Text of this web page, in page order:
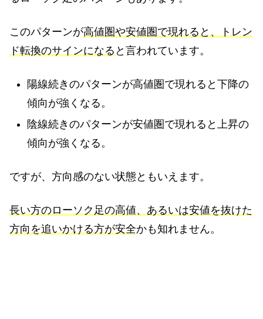
このパターンが高値圏や安値圏で現れると、トレン
ド転換のサインになる と言われています。
陽線続きのパターンが高値圏で現れると下降の
傾向が強くなる。
陰線続きのパターンが安値圏で現れると上昇の
傾向が強くなる。
ですが、方向感のない状態ともいえます。
長い方のローソク足の高値、あるいは安値を抜けた
方向を追いかける方が安全かも知れません。